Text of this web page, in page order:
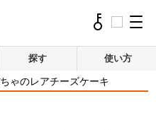
探す 使い方
ゃのレアチーズケーキ